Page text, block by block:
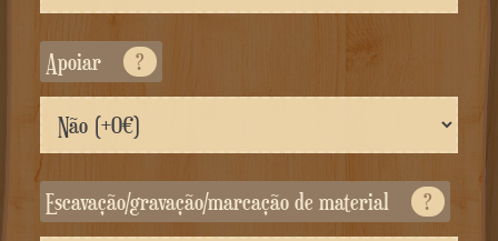
Apoiar ?
Escavação/gravação/marcação de material ?